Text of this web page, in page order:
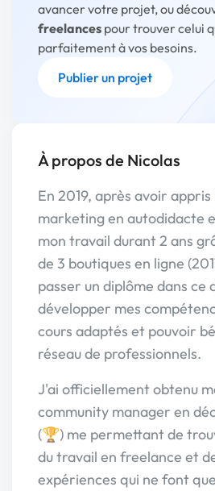
avancer votre projet, ou
freelances pour trouver celui
parfaitement à vos besoins.
Publier un projet
À propos de Nicolas
En 2019, après avoir
marketing en autodidacte
mon travail durant 2 ans
de 3 boutiques en ligne
passer un diplôme dans ce
développer mes
cours adaptés et pouvoir
réseau de professionnels.
J'ai officiellement obtenu
community manager en
(🏆) me permettant de
du travail en freelance et
expériences qui ne font